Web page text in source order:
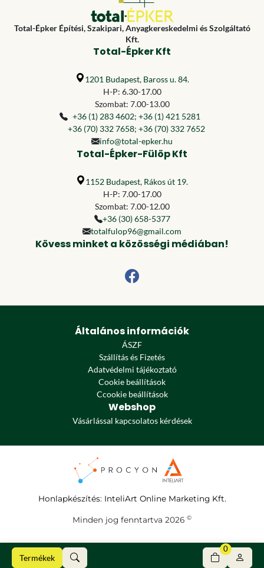
Termékek
0
Total-Épker Építési, Szakipari, Anyagkereskedelmi és Szolgáltató
Kft.
Total-Épker Kft
1201 Budapest, Baross u. 84.
H-P: 6.30-17.00
Szombat: 7.00-13.00
+36 (1) 283 4602; +36 (1) 421 5281
+36 (70) 332 7658; +36 (70) 332 7652
info@total-epker.hu
Total-Épker-Fülöp Kft
1152 Budapest, Rákos út 19.
H-P: 7.00-17.00
Szombat: 7.00-12.00
+36 (30) 658-5377
totalfulop96@gmail.com
Kövess minket a közösségi médiában!
Általános információk
ÁSZF
Szállítás és Fizetés
Adatvédelmi tájékoztató
Cookie beállítások
Ccookie beállítások
Webshop
Vásárlással kapcsolatos kérdések
Honlapkészítés: InteliArt Online Marketing Kft.
Minden jog fenntartva 2026 ©